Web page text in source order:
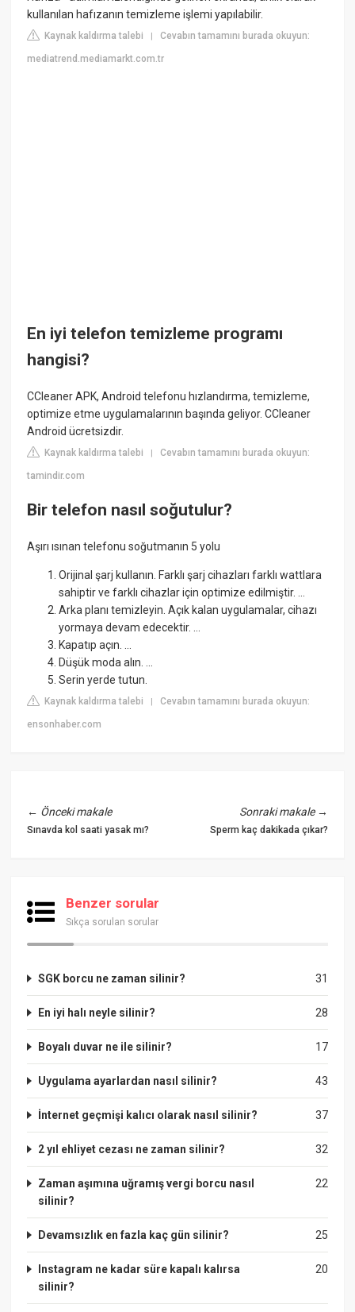
kullanılan hafızanın temizleme işlemi yapılabilir.
Kaynak kaldırma talebi |Cevabın tamamını burada okuyun:
mediatrend.mediamarkt.com.tr
En iyi telefon temizleme programı
hangisi?
CCleaner APK, Android telefonu hızlandırma, temizleme,
optimize etme uygulamalarının başında geliyor. CCleaner
Android ücretsizdir.
Kaynak kaldırma talebi |Cevabın tamamını burada okuyun:
tamindir.com
Bir telefon nasıl soğutulur?
Aşırı ısınan telefonu soğutmanın 5 yolu
Orijinal şarj kullanın. Farklı şarj cihazları farklı wattlara
sahiptir ve farklı cihazlar için optimize edilmiştir. ...
Arka planı temizleyin. Açık kalan uygulamalar, cihazı
yormaya devam edecektir. ...
Kapatıp açın. ...
Düşük moda alın. ...
Serin yerde tutun.
Kaynak kaldırma talebi |Cevabın tamamını burada okuyun:
ensonhaber.com
← Önceki makale
Sınavda kol saati yasak mı?
Sonraki makale→
Sperm kaç dakikada çıkar?
Benzer sorular
Sıkça sorulan sorular
31
SGK borcu ne zaman silinir?
28
En iyi halı neyle silinir?
17
Boyalı duvar ne ile silinir?
43
Uygulama ayarlardan nasıl silinir?
37
İnternet geçmişi kalıcı olarak nasıl silinir?
32
2 yıl ehliyet cezası ne zaman silinir?
22
Zaman aşımına uğramış vergi borcu nasıl
silinir?
25
Devamsızlık en fazla kaç gün silinir?
20
Instagram ne kadar süre kapalı kalırsa
silinir?